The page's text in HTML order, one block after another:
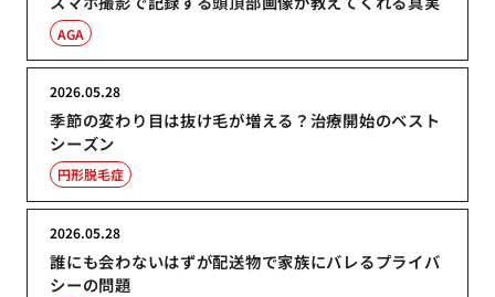
AGA
季節の変わり目は抜け毛が増える？治療開始のベスト
シーズン
2026.05.28
円形脱毛症
誰にも会わないはずが配送物で家族にバレるプライバ
シーの問題
2026.05.28